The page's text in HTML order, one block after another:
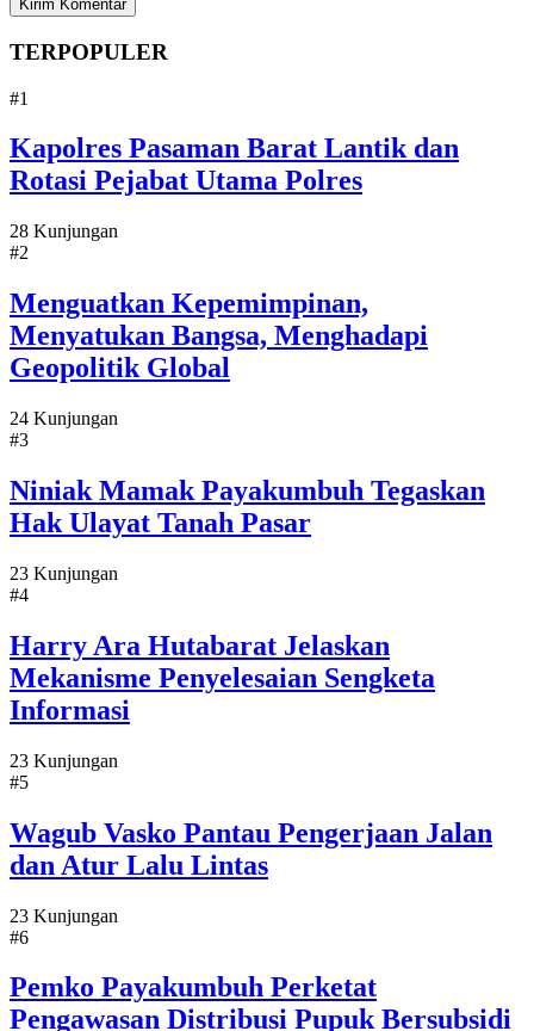
TERPOPULER
#1
Kapolres Pasaman Barat Lantik dan
Rotasi Pejabat Utama Polres
28 Kunjungan
#2
Menguatkan Kepemimpinan,
Menyatukan Bangsa, Menghadapi
Geopolitik Global
24 Kunjungan
#3
Niniak Mamak Payakumbuh Tegaskan
Hak Ulayat Tanah Pasar
23 Kunjungan
#4
Harry Ara Hutabarat Jelaskan
Mekanisme Penyelesaian Sengketa
Informasi
23 Kunjungan
#5
Wagub Vasko Pantau Pengerjaan Jalan
dan Atur Lalu Lintas
23 Kunjungan
#6
Pemko Payakumbuh Perketat
Pengawasan Distribusi Pupuk Bersubsidi